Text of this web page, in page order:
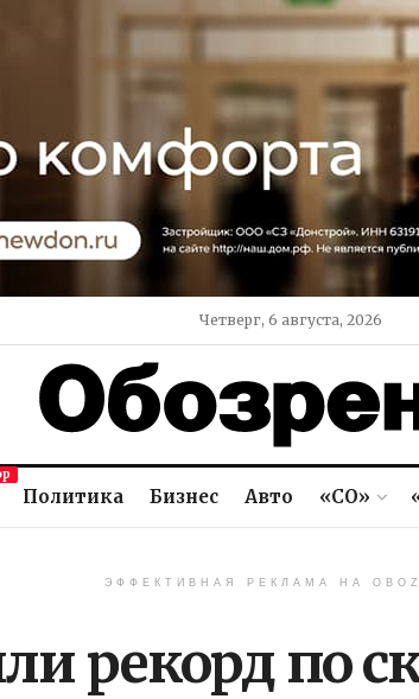
Четверг, 6 августа, 2026
Политика Бизнес Авто «СО»
ЭФФЕКТИВНАЯ РЕКЛАМА НА
рекорд по